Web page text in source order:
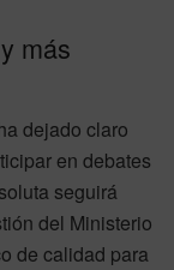
más
dejado claro
en debates
seguirá
del Ministerio
de calidad para